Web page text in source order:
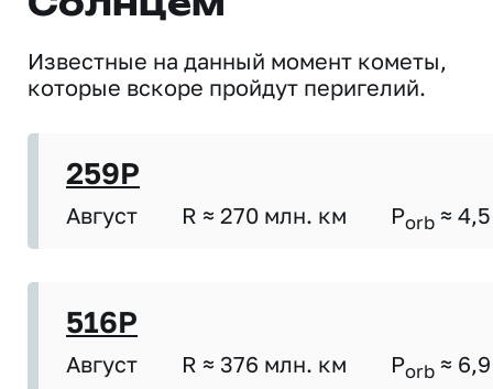
Известные на данный момент кометы,
которые вскоре пройдут перигелий.
259P
Август R ≈ 270 млн. км Porb ≈ 4,5
516P
Август R ≈ 376 млн. км Porb ≈ 6,9